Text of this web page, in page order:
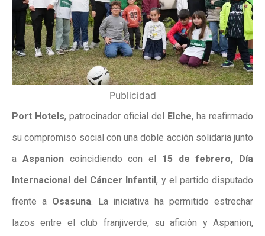
Publicidad
Port Hotels, patrocinador oficial del Elche, ha reafirmado
su compromiso social con una doble acción solidaria junto
a Aspanioncoincidiendo con el 15 de febrero, Día
Internacional del Cáncer Infantil, y el partido disputado
frente a Osasuna. La iniciativa ha permitido estrechar
lazos entre el club franjiverde, su afición y Aspanion,